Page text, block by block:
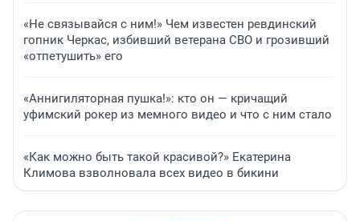
«Не связывайся с ним!» Чем известен ревдинский
гопник Черкас, избивший ветерана СВО и грозивший
«отпетушить» его
«Аннигиляторная пушка!»: кто он — кричащий
уфимский рокер из мемного видео и что с ним стало
«Как можно быть такой красивой?» Екатерина
Климова взволновала всех видео в бикини